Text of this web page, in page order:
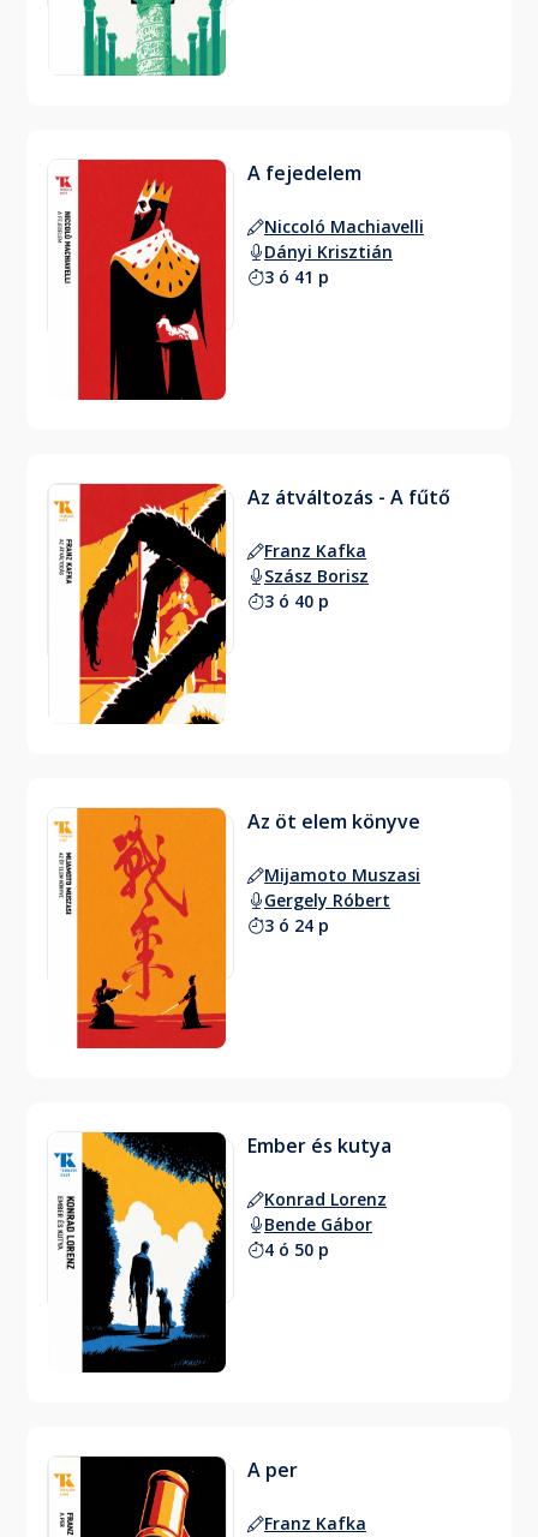
A fejedelem
Niccoló Machiavelli
Dányi Krisztián
3 ó 41 p
Az átváltozás - A fűtő
Franz Kafka
Szász Borisz
3 ó 40 p
Az öt elem könyve
Mijamoto Muszasi
Gergely Róbert
3 ó 24 p
Ember és kutya
Konrad Lorenz
Bende Gábor
4 ó 50 p
A per
Franz Kafka